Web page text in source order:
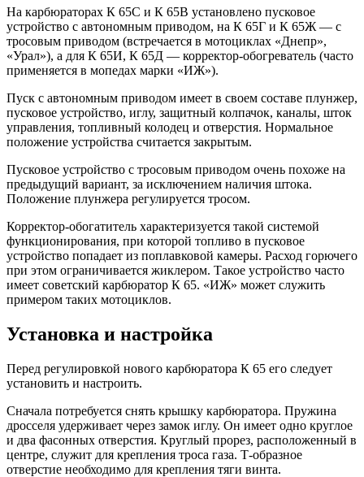
На карбюраторах К 65С и К 65В установлено пусковое
устройство с автономным приводом, на К 65Г и К 65Ж — с
тросовым приводом (встречается в мотоциклах «Днепр»,
«Урал»), а для К 65И, К 65Д — корректор-обогреватель (часто
применяется в мопедах марки «ИЖ»).
Пуск с автономным приводом имеет в своем составе плунжер,
пусковое устройство, иглу, защитный колпачок, каналы, шток
управления, топливный колодец и отверстия. Нормальное
положение устройства считается закрытым.
Пусковое устройство с тросовым приводом очень похоже на
предыдущий вариант, за исключением наличия штока.
Положение плунжера регулируется тросом.
Корректор-обогатитель характеризуется такой системой
функционирования, при которой топливо в пусковое
устройство попадает из поплавковой камеры. Расход горючего
при этом ограничивается жиклером. Такое устройство часто
имеет советский карбюратор К 65. «ИЖ» может служить
примером таких мотоциклов.
Установка и настройка
Перед регулировкой нового карбюратора К 65 его следует
установить и настроить.
Сначала потребуется снять крышку карбюратора. Пружина
дросселя удерживает через замок иглу. Он имеет одно круглое
и два фасонных отверстия. Круглый прорез, расположенный в
центре, служит для крепления троса газа. Т-образное
отверстие необходимо для крепления тяги винта.